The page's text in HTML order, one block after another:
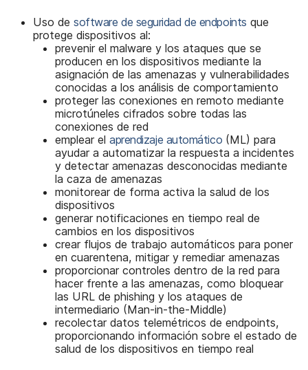
Uso de software de seguridad de endpoints que
protege dispositivos al:
prevenir el malware y los ataques que se
producen en los dispositivos mediante la
asignación de las amenazas y vulnerabilidades
conocidas a los análisis de comportamiento
proteger las conexiones en remoto mediante
microtúneles cifrados sobre todas las
conexiones de red
emplear el aprendizaje automático (ML) para
ayudar a automatizar la respuesta a incidentes
y detectar amenazas desconocidas mediante
la caza de amenazas
monitorear de forma activa la salud de los
dispositivos
generar notificaciones en tiempo real de
cambios en los dispositivos
crear flujos de trabajo automáticos para poner
en cuarentena, mitigar y remediar amenazas
proporcionar controles dentro de la red para
hacer frente a las amenazas, como bloquear
las URL de phishing y los ataques de
intermediario (Man-in-the-Middle)
recolectar datos telemétricos de endpoints,
proporcionando información sobre el estado de
salud de los dispositivos en tiempo real